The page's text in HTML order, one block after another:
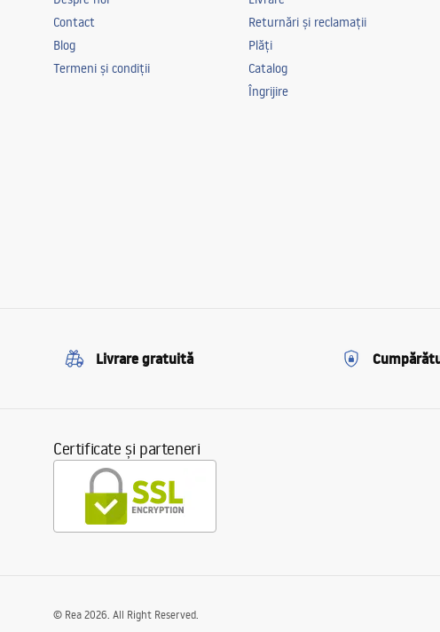
Contact
Blog
Termeni și condiții
Returnări și reclamații
Plăți
Catalog
Îngrijire
Livrare gratuită
Certificate și parteneri
© Rea 2026. All Right Reserved.